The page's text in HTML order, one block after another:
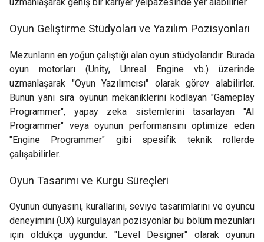
uzmanlaşarak geniş bir kariyer yelpazesinde yer alabilirler.
Oyun Geliştirme Stüdyoları ve Yazılım Pozisyonları
Mezunların en yoğun çalıştığı alan oyun stüdyolarıdır. Burada
oyun motorları (Unity, Unreal Engine vb.) üzerinde
uzmanlaşarak "Oyun Yazılımcısı" olarak görev alabilirler.
Bunun yanı sıra oyunun mekaniklerini kodlayan "Gameplay
Programmer", yapay zeka sistemlerini tasarlayan "AI
Programmer" veya oyunun performansını optimize eden
"Engine Programmer" gibi spesifik teknik rollerde
çalışabilirler.
Oyun Tasarımı ve Kurgu Süreçleri
Oyunun dünyasını, kurallarını, seviye tasarımlarını ve oyuncu
deneyimini (UX) kurgulayan pozisyonlar bu bölüm mezunları
için oldukça uygundur. "Level Designer" olarak oyunun